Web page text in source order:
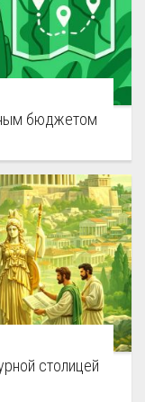
бюджетом
столицей